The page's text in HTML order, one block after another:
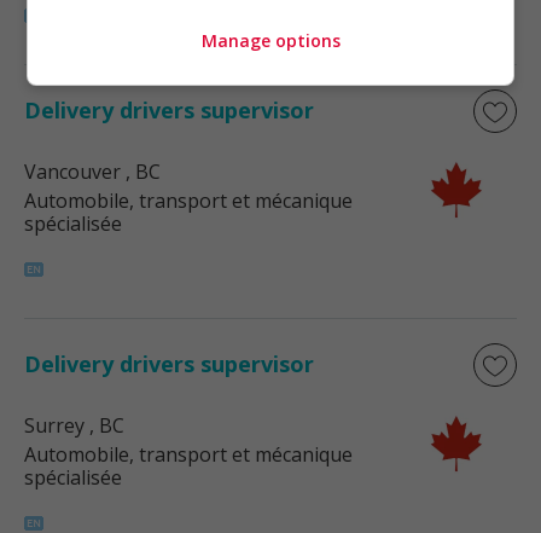
Delivery drivers supervisor
Vancouver , BC
Automobile, transport et mécanique
spécialisée
Delivery drivers supervisor
Surrey , BC
Automobile, transport et mécanique
spécialisée
Manage options